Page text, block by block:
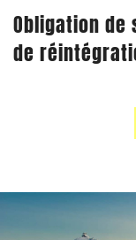
Obligation
de